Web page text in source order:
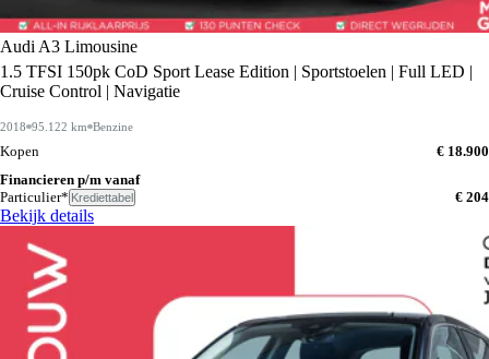
Audi A3 Limousine
1.5 TFSI 150pk CoD Sport Lease Edition | Sportstoelen | Full LED |
Cruise Control | Navigatie
2018 95.122 km Benzine
Kopen
€ 18.900
Financieren p/m vanaf
Particulier* Krediettabel € 204
Bekijk details